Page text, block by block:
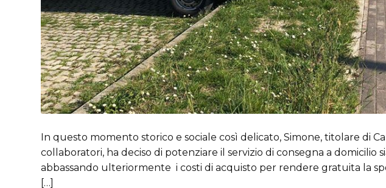
In questo momento storico e sociale così delicato, Simone, titolare di
collaboratori, ha deciso di potenziare il servizio di consegna a domicilio
abbassando ulteriormente i costi di acquisto per rendere gratuita la
[…]